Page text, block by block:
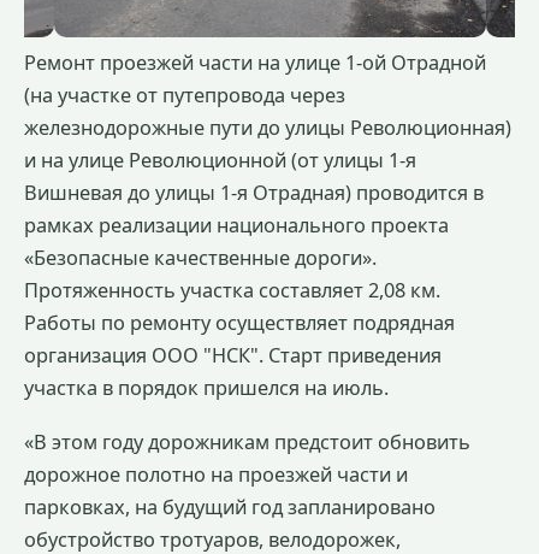
Ремонт проезжей части на улице 1-ой Отрадной
(на участке от путепровода через
железнодорожные пути до улицы Революционная)
и на улице Революционной (от улицы 1-я
Вишневая до улицы 1-я Отрадная) проводится в
рамках реализации национального проекта
«Безопасные качественные дороги».
Протяженность участка составляет 2,08 км.
Работы по ремонту осуществляет подрядная
организация ООО "НСК". Старт приведения
участка в порядок пришелся на июль.
«В этом году дорожникам предстоит обновить
дорожное полотно на проезжей части и
парковках, на будущий год запланировано
обустройство тротуаров, велодорожек,